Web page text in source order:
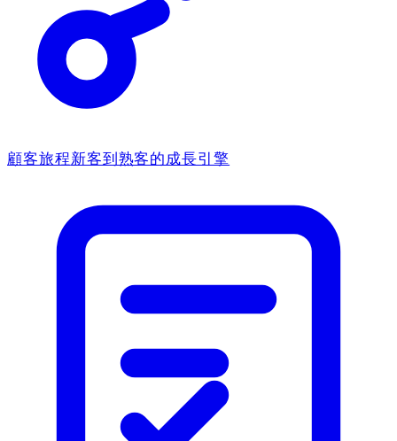
顧客旅程新客到熟客的成長引擎